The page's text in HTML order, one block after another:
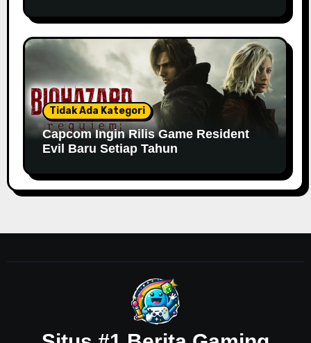
Tidak Ada Kategori
Capcom Ingin Rilis Game Resident
Evil Baru Setiap Tahun